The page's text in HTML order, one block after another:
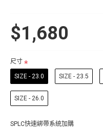
$1,680
尺寸
SIZE - 23.0 SIZE - 23.5
SIZE - 26.0
SPLC快速綁帶系統加購